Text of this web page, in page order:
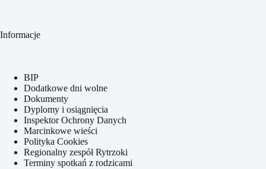
Informacje
BIP
Dodatkowe dni wolne
Dokumenty
Dyplomy i osiągnięcia
Inspektor Ochrony Danych
Marcinkowe wieści
Polityka Cookies
Regionalny zespół Rytrzoki
Terminy spotkań z rodzicami